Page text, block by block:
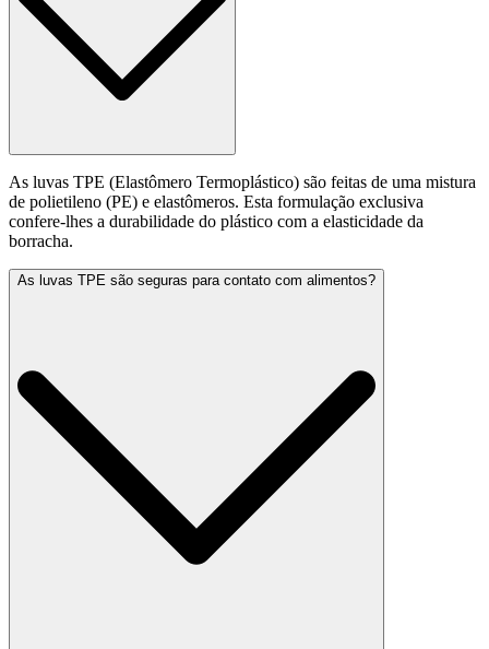
As luvas TPE (Elastômero Termoplástico) são feitas de uma mistura
de polietileno (PE) e elastômeros. Esta formulação exclusiva
confere-lhes a durabilidade do plástico com a elasticidade da
borracha.
As luvas TPE são seguras para contato com alimentos?